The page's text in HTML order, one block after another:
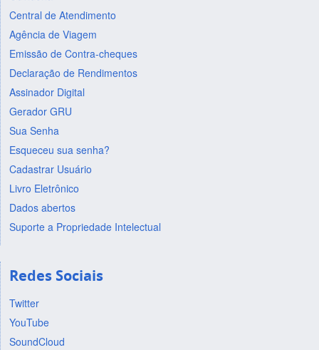
Central de Atendimento
Agência de Viagem
Emissão de Contra-cheques
Declaração de Rendimentos
Assinador Digital
Gerador GRU
Sua Senha
Esqueceu sua senha?
Cadastrar Usuário
Livro Eletrônico
Dados abertos
Suporte a Propriedade Intelectual
Redes Sociais
Twitter
YouTube
SoundCloud